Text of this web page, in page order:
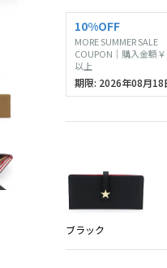
10%OFF
MORE SUMMER SALE
COUPON｜購入金額
以上
期限: 2026年08月18
ブラック